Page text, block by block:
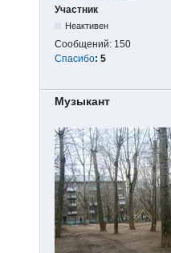
Участник
Неактивен
Сообщений: 150
Спасибо: 5
Музыкант